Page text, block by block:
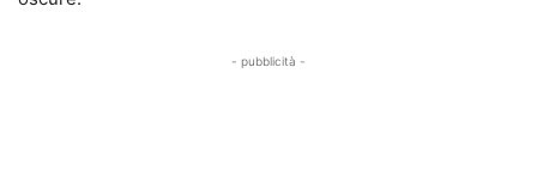
- pubblicità -